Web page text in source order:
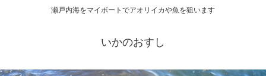
瀬戸内海をマイボートでアオリイカや魚を狙います
いかのおすし